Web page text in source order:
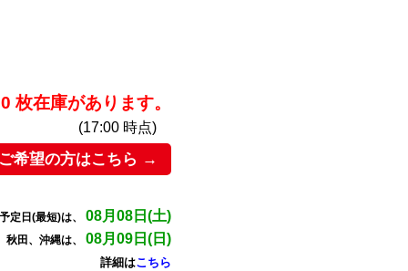
枚在庫があります。
(17:00 時点)
希望の方はこちら →
定日(最短)は、 08月08日(土)
秋田、沖縄は、 08月09日(日)
詳細はこちら